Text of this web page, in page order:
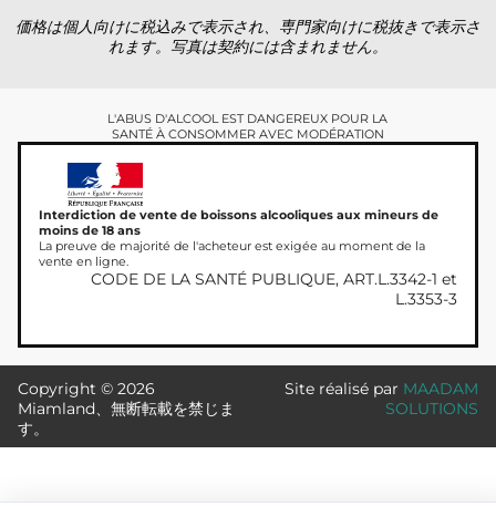
価格は個人向けに税込みで表示され、専門家向けに税抜きで表示さ
れます。写真は契約には含まれません。
L'ABUS D'ALCOOL EST DANGEREUX POUR LA
SANTÉ À CONSOMMER AVEC MODÉRATION
Interdiction de vente de boissons alcooliques aux mineurs de
moins de 18 ans
La preuve de majorité de l'acheteur est exigée au moment de la
vente en ligne.
CODE DE LA SANTÉ PUBLIQUE, ART.L.3342-1 et
L.3353-3
Copyright © 2026
Miamland、無断転載を禁じま
す。
Site réalisé par MAADAM
SOLUTIONS